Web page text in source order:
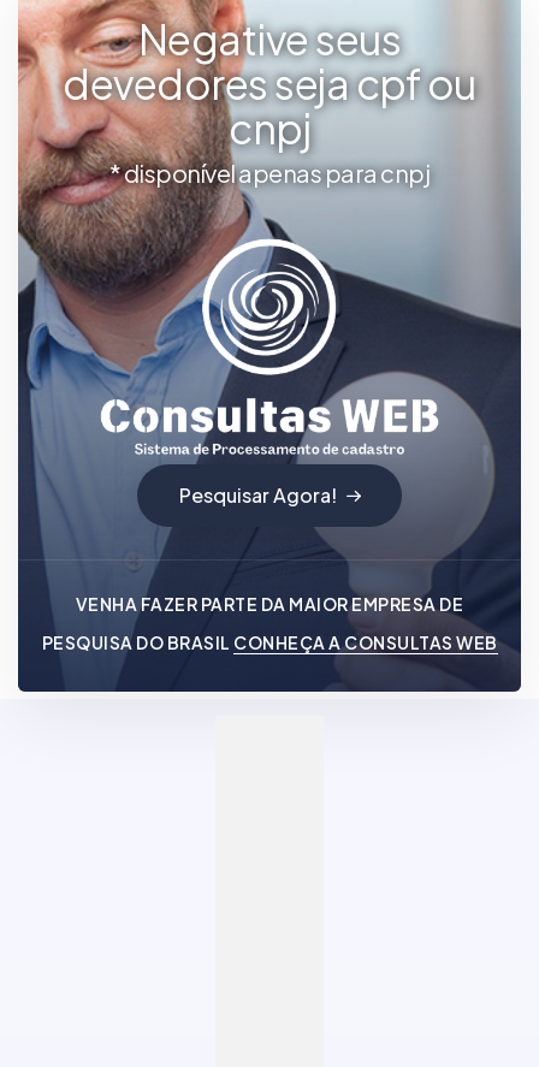
Negative seus
devedores seja cpf ou
cnpj
* disponível apenas para cnpj
Pesquisar Agora!
VENHA FAZER PARTE DA MAIOR EMPRESA DE
PESQUISA DO BRASIL CONHEÇA A CONSULTAS WEB